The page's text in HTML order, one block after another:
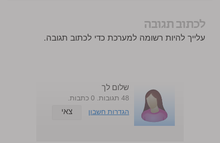
לכתוב תגובה
עלייך להיות רשומה למערכת כדי לכתוב תגובה.
שלום לך
48 תגובות. 0 כתבות.
הגדרות חשבון
צאי